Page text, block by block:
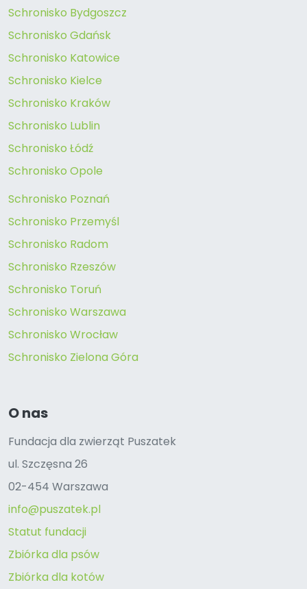
Schronisko Bydgoszcz
Schronisko Gdańsk
Schronisko Katowice
Schronisko Kielce
Schronisko Kraków
Schronisko Lublin
Schronisko Łódź
Schronisko Opole
Schronisko Poznań
Schronisko Przemyśl
Schronisko Radom
Schronisko Rzeszów
Schronisko Toruń
Schronisko Warszawa
Schronisko Wrocław
Schronisko Zielona Góra
O nas
Fundacja dla zwierząt Puszatek
ul. Szczęsna 26
02-454 Warszawa
info@puszatek.pl
Statut fundacji
Zbiórka dla psów
Zbiórka dla kotów